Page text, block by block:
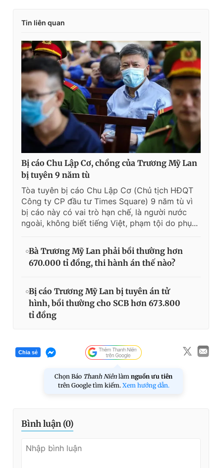
Tin liên quan
Bị cáo Chu Lập Cơ, chồng của Trương Mỹ Lan
bị tuyên 9 năm tù
Tòa tuyên bị cáo Chu Lập Cơ (Chủ tịch HĐQT
Công ty CP đầu tư Times Square) 9 năm tù vì
bị cáo này có vai trò hạn chế, là người nước
ngoài, không biết tiếng Việt, phạm tội do phụ...
Bà Trương Mỹ Lan phải bồi thường hơn
670.000 tỉ đồng, thi hành án thế nào?
Bị cáo Trương Mỹ Lan bị tuyên án tử
hình, bồi thường cho SCB hơn 673.800
tỉ đồng
Chia sẻ
Chọn Báo Thanh Niên làm nguồn ưu tiên
trên Google tìm kiếm. Xem hướng dẫn.
Bình luận (0)